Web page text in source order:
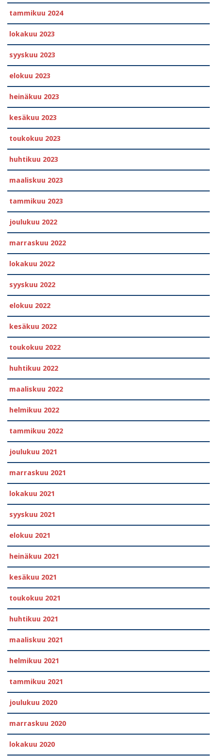
tammikuu 2024
lokakuu 2023
syyskuu 2023
elokuu 2023
heinäkuu 2023
kesäkuu 2023
toukokuu 2023
huhtikuu 2023
maaliskuu 2023
tammikuu 2023
joulukuu 2022
marraskuu 2022
lokakuu 2022
syyskuu 2022
elokuu 2022
kesäkuu 2022
toukokuu 2022
huhtikuu 2022
maaliskuu 2022
helmikuu 2022
tammikuu 2022
joulukuu 2021
marraskuu 2021
lokakuu 2021
syyskuu 2021
elokuu 2021
heinäkuu 2021
kesäkuu 2021
toukokuu 2021
huhtikuu 2021
maaliskuu 2021
helmikuu 2021
tammikuu 2021
joulukuu 2020
marraskuu 2020
lokakuu 2020